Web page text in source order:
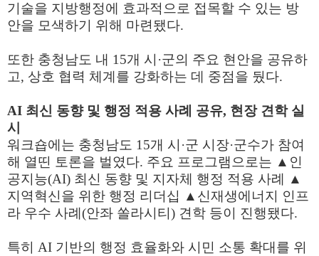
기술을 지방행정에 효과적으로 접목할 수 있는 방
안을 모색하기 위해 마련됐다.
또한 충청남도 내 15개 시 ·군의 주요 현안을 공유하
고, 상호 협력 체계를 강화하는 데 중점을 뒀다.
AI 최신 동향 및 행정 적용 사례 공유, 현장 견학 실
시
워크숍에는 충청남도 15개 시 ·군 시장·군수가 참여
해 열띤 토론을 벌였다. 주요 프로그램으로는 ▲ 인
공지능(AI) 최신 동향 및 지자체 행정 적용 사례
▲
지역혁신을 위한 행정 리더십 ▲ 신재생에너지 인프
라 우수 사례 (안좌 쏠라시티 ) 견학 등이 진행됐다.
특히 AI 기반의 행정 효율화와 시민 소통 확대를 위